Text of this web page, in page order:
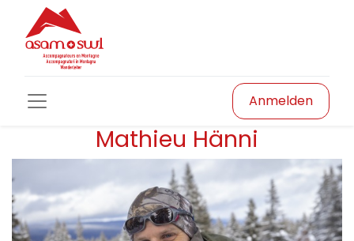
Anmelden
Mathieu Hänni